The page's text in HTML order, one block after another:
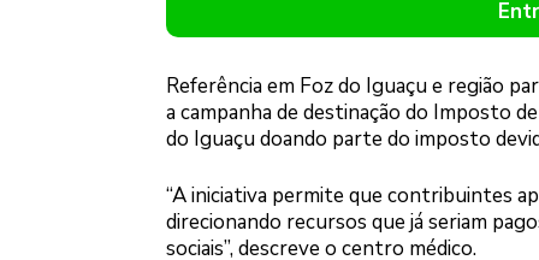
Referência em Foz do Iguaçu e região
a campanha de destinação do Imposto
do Iguaçu doando parte do imposto
“A iniciativa permite que contribuintes
direcionando recursos que já seriam
sociais”, descreve o centro médico.